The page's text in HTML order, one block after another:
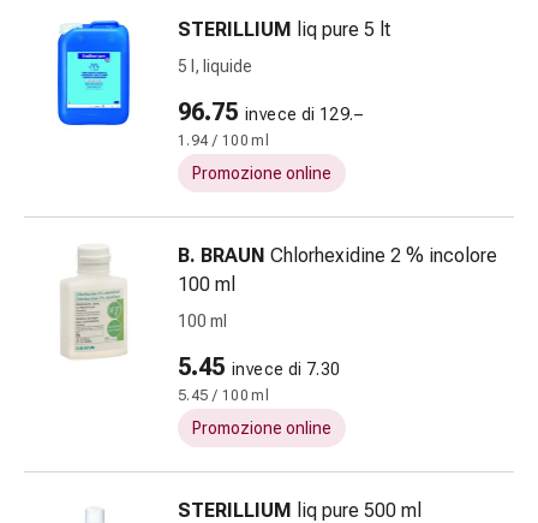
Suture
adesive
colla
tissutale
Unguento
vescicante
Tamponi
medicali
Occhi
e
orecchie
Dolore
all'orecchio
Igiene
dell'orecchio
Gocce
STERILLIUM liq pure 5 lt
5 l, liquide
96.75 invece di 129.–
1.94 / 100 ml
Promozione online
B. BRAUN Chlorhexidine 2 % incolore
100 ml
100 ml
5.45 invece di 7.30
5.45 / 100 ml
Promozione online
STERILLIUM liq pure 500 ml